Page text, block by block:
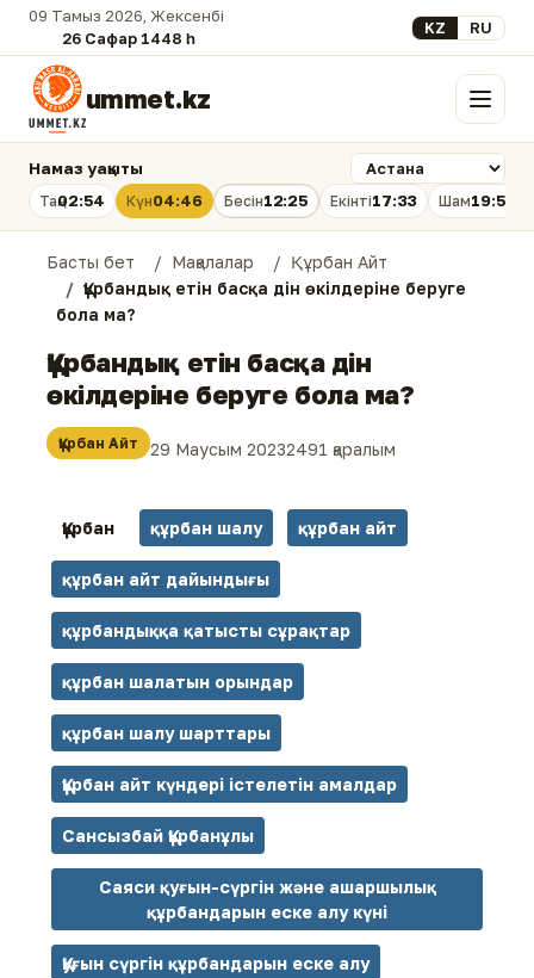
09 Тамыз 2026, Жексенбі
26 Сафар 1448 һ.
Select your
KZ RU
ummet.kz Мәзір
Намаз уақыты
Таң02:54 Күн04:46 Бесін12:25 Екінті17:33 Шам19:53
Басты бет Мақалалар
Құрбан Айт
Құрбандық етін басқа дін өкілдеріне беруге
бола ма?
Құрбандық етін басқа дін
өкілдеріне беруге бола ма?
Құрбан Айт 29 Маусым 20232491 қаралым
Құрбан құрбан шалу құрбан айт
құрбан айт дайындығы
құрбандыққа қатысты сұрақтар
құрбан шалатын орындар
құрбан шалу шарттары
Құрбан айт күндері істелетін амалдар
Сансызбай Құрбанұлы
Саяси қуғын-сүргін және ашаршылық
құрбандарын еске алу күні
Қуғын сүргін құрбандарын еске алу